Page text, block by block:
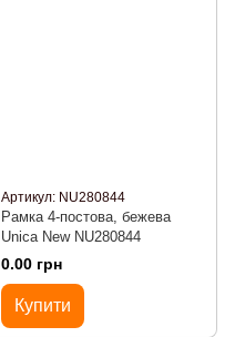
Артикул: NU280844
Рамка 4-постова, бежева
Unica New NU280844
0.00 грн
Купити